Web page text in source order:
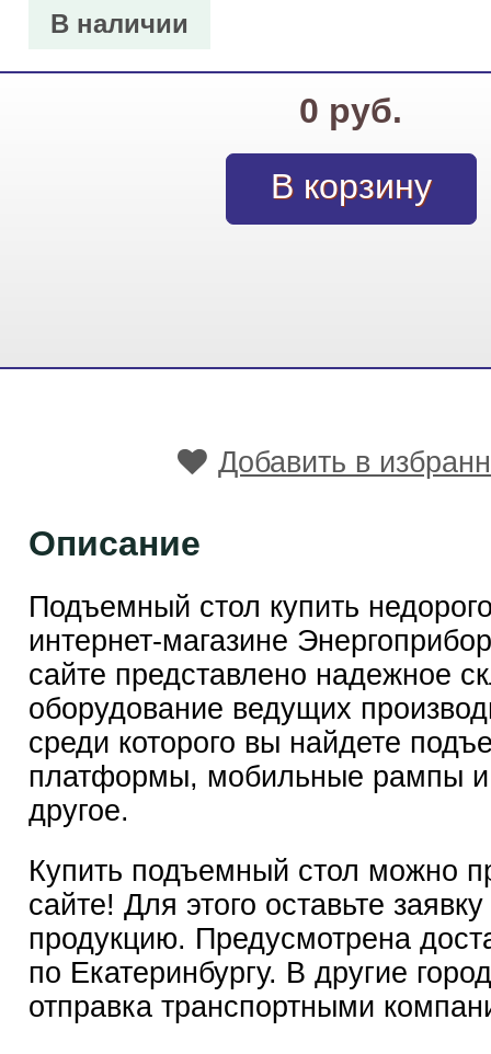
В наличии
0 руб.
Добавить в
Описание
Подъемный стол купить
интернет-магазине
сайте представлено надежное
оборудование ведущих
среди которого вы найдете
платформы, мобильные рампы и
другое.
Купить подъемный стол можно
сайте! Для этого оставьте
продукцию. Предусмотрена
по Екатеринбургу. В другие
отправка транспортными